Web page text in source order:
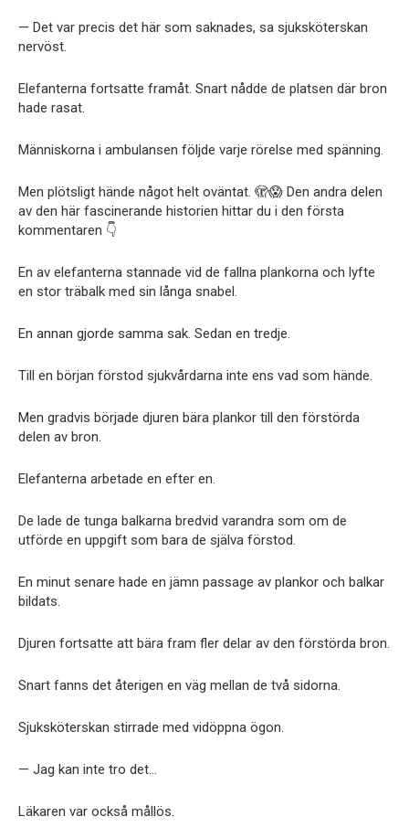
— Det var precis det här som saknades, sa sjuksköterskan
nervöst.
Elefanterna fortsatte framåt. Snart nådde de platsen där bron
hade rasat.
Människorna i ambulansen följde varje rörelse med spänning.
Men plötsligt hände något helt oväntat. 🫣😱 Den andra delen
av den här fascinerande historien hittar du i den första
kommentaren 👇
En av elefanterna stannade vid de fallna plankorna och lyfte
en stor träbalk med sin långa snabel.
En annan gjorde samma sak. Sedan en tredje.
Till en början förstod sjukvårdarna inte ens vad som hände.
Men gradvis började djuren bära plankor till den förstörda
delen av bron.
Elefanterna arbetade en efter en.
De lade de tunga balkarna bredvid varandra som om de
utförde en uppgift som bara de själva förstod.
En minut senare hade en jämn passage av plankor och balkar
bildats.
Djuren fortsatte att bära fram fler delar av den förstörda bron.
Snart fanns det återigen en väg mellan de två sidorna.
Sjuksköterskan stirrade med vidöppna ögon.
— Jag kan inte tro det…
Läkaren var också mållös.